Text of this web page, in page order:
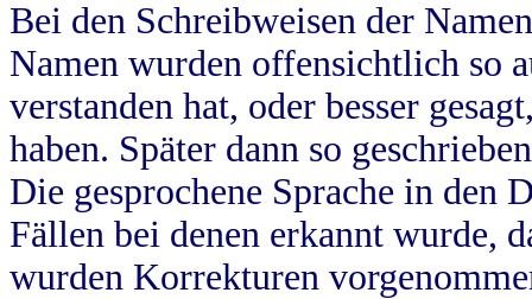
Bei den Schreibweisen der
Namen wurden offensichtlich so
verstanden hat, oder besser
haben. Später dann so
Die gesprochene Sprache in
Fällen bei denen erkannt wurde,
wurden Korrekturen